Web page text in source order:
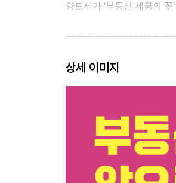
양도세가 ‘부동산 세금의 꽃
03 양도세 과세대상은 무엇
양도세는 열거주의 세금
부동산 등 양도세 과세대상
04 양도세 구하는 4단계 과정
1단계 양도차익 구하기
2단계 장기보유특별공제&
4단계 총 납부세액 구하기
상세 이미지